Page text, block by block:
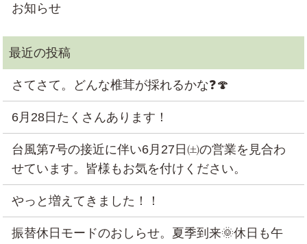
お知らせ
さてさて。どんな椎茸が採れるかな❓🍄
6月28日たくさんあります！
台風第7号の接近に伴い6月27日㈯の営業を見合わ
せています。皆様もお気を付けください。
やっと増えてきました！！
振替休日モードのおしらせ。夏季到来🌞休日も午